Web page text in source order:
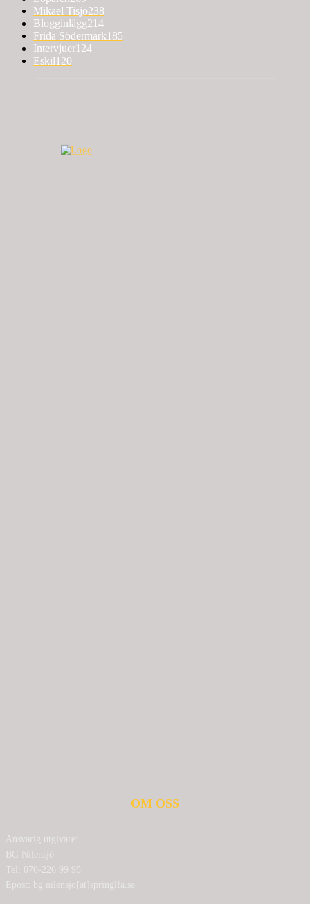
Mikael Tisjö238
Blogginlägg214
Frida Södermark185
Intervjuer124
Eskil120
OM OSS
Ansvarig utgivare:
BG Nilensjö
Tel: 070-226 99 95
Epost: bg.nilensjo[at]springlfa.se